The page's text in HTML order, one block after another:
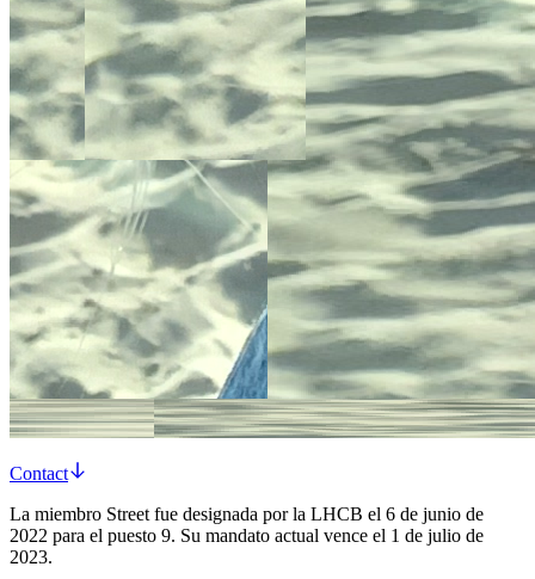
Contact
La miembro Street fue designada por la LHCB el 6 de junio de
2022 para el puesto 9. Su mandato actual vence el 1 de julio de
2023.